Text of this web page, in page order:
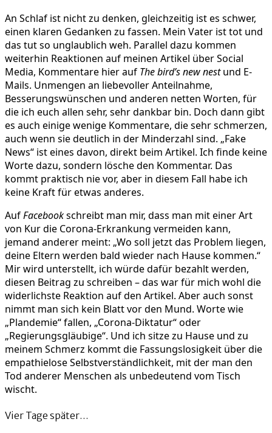
An Schlaf ist nicht zu denken, gleichzeitig ist es schwer,
einen klaren Gedanken zu fassen. Mein Vater ist tot und
das tut so unglaublich weh. Parallel dazu kommen
weiterhin Reaktionen auf meinen Artikel über Social
Media, Kommentare hier auf The bird’s new nestund E-
Mails. Unmengen an liebevoller Anteilnahme,
Besserungswünschen und anderen netten Worten, für
die ich euch allen sehr, sehr dankbar bin. Doch dann gibt
es auch einige wenige Kommentare, die sehr schmerzen,
auch wenn sie deutlich in der Minderzahl sind. „Fake
News“ ist eines davon, direkt beim Artikel. Ich finde keine
Worte dazu, sondern lösche den Kommentar. Das
kommt praktisch nie vor, aber in diesem Fall habe ich
keine Kraft für etwas anderes.
AufFacebookschreibt man mir, dass man mit einer Art
von Kur die Corona-Erkrankung vermeiden kann,
jemand anderer meint: „Wo soll jetzt das Problem liegen,
deine Eltern werden bald wieder nach Hause kommen.“
Mir wird unterstellt, ich würde dafür bezahlt werden,
diesen Beitrag zu schreiben – das war für mich wohl die
widerlichste Reaktion auf den Artikel. Aber auch sonst
nimmt man sich kein Blatt vor den Mund. Worte wie
„Plandemie“ fallen, „Corona-Diktatur“ oder
„Regierungsgläubige“. Und ich sitze zu Hause und zu
meinem Schmerz kommt die Fassungslosigkeit über die
empathielose Selbstverständlichkeit, mit der man den
Tod anderer Menschen als unbedeutend vom Tisch
wischt.
Vier Tage später…